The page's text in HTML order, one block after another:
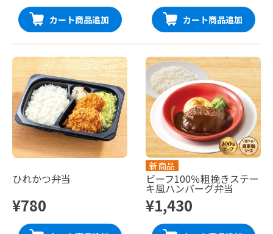
カート商品追加 カート商品追加
ひれかつ弁当
¥780
新商品
ビーフ100％粗挽きステー
キ風ハンバーグ弁当
¥1,430